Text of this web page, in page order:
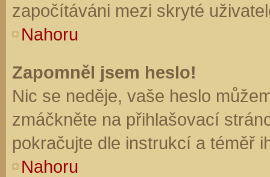
započítáváni mezi skryté
Nahoru
Zapomněl jsem heslo!
Nic se neděje, vaše heslo
zmáčkněte na přihlašovací
pokračujte dle instrukcí a téměř
Nahoru